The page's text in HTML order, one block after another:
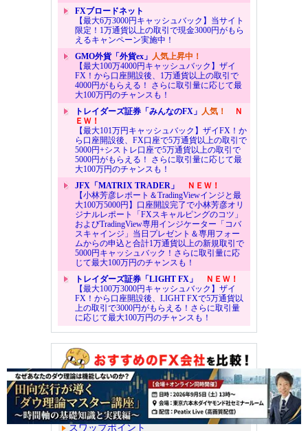
FXブロードネット
【最大6万3000円キャッシュバック】当サイト
限定！1万通貨以上の取引で現金3000円がもら
えるキャンペーン実施中！
GMO外貨「外貨ex」 人気上昇中！
【最大100万4000円キャッシュバック】ザイ
FX！から口座開設後、1万通貨以上の取引で
4000円がもらえる！ さらに取引量に応じて最
大100万円のチャンスも！
トレイダーズ証券「みんなのFX」 人気！
Ｎ
ＥＷ！
【最大101万円キャッシュバック】ザイFX！か
ら口座開設後、FX口座で5万通貨以上の取引で
5000円+シストレ口座で5万通貨以上の取引で
5000円がもらえる！ さらに取引量に応じて最
大100万円のチャンスも！
JFX「MATRIX TRADER」
ＮＥＷ！
【小林芳彦レポート＆TradingViewインジと最
大100万5000円】口座開設完了で小林芳彦オリ
ジナルレポート「FXスキャルピングのコツ」
およびTradingView専用インジケーター「コバ
スキャインジ」当日プレゼント＆専用フォー
ムからの申込と合計1万通貨以上の新規取引で
5000円キャッシュバック！さらに取引量に応
じて最大100万円のチャンスも！
トレイダーズ証券「LIGHT FX」
ＮＥＷ！
【最大100万3000円キャッシュバック】ザイ
FX！から口座開設後、LIGHT FXで5万通貨以
上の取引で3000円がもらえる！さらに取引量
に応じて最大100万円のチャンスも！
注目のFXキャンペーン
スプレッド（取引コスト）
スワップポイント